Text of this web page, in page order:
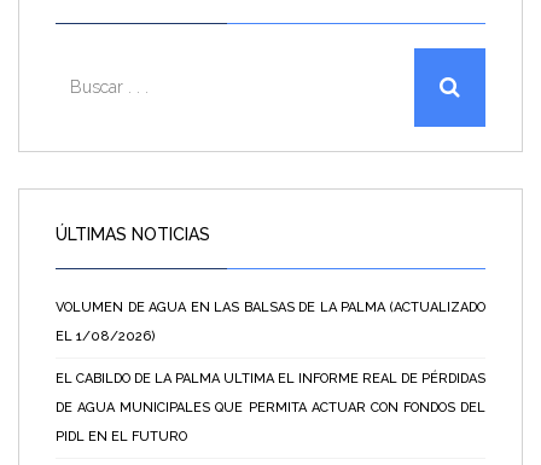
ÚLTIMAS NOTICIAS
VOLUMEN DE AGUA EN LAS BALSAS DE LA PALMA (ACTUALIZADO
EL 1/08/2026)
EL CABILDO DE LA PALMA ULTIMA EL INFORME REAL DE PÉRDIDAS
DE AGUA MUNICIPALES QUE PERMITA ACTUAR CON FONDOS DEL
PIDL EN EL FUTURO